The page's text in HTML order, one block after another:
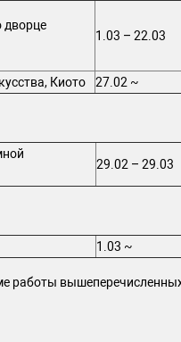
дворце
1.03 – 22.03
Киото 27.02 ~
29.02 – 29.03
1.03 ~